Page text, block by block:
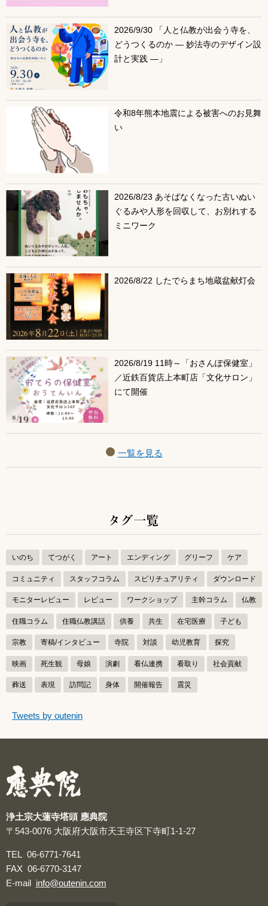
2026/9/30 「人と仏教が出会う寺を、
どうつくるのか ― 妙法寺のデザイン設
計と実践 ―」
令和8年熊本地震による被害へのお見舞
い
2026/8/23 あそばなくなった古いぬい
ぐるみや人形を回収して、お別れする
ミニワーク
2026/8/22 したでらまち地蔵盆献灯会
2026/8/19 11時～「おさんぽ保健室」
／近鉄百貨店上本町店「文化サロン」
にて開催
一覧を見る
タグ一覧
いのち てつがく アート エンディング グリーフ ケア
コミュニティ スタッフコラム スピリチュアリティ ダウンロード
モニターレビュー レビュー ワークショップ 主幹コラム 仏教
住職コラム 住職仏教講話 供養 共生 在宅医療 子ども
宗教 寄稿/インタビュー 寺院 対談 幼児教育 探究
映画 死生観 母娘 演劇 看仏連携 看取り 社会貢献
葬送 表現 訪問記 身体 開催報告 震災
つぶやき
つぶやきをスキップする
Tweets by outenin
浄土宗大蓮寺塔頭 應典院
〒543-0076 大阪府大阪市天王寺区下寺町1-1-27
TEL 06-6771-7641
FAX 06-6770-3147
E-mail info@outenin.com